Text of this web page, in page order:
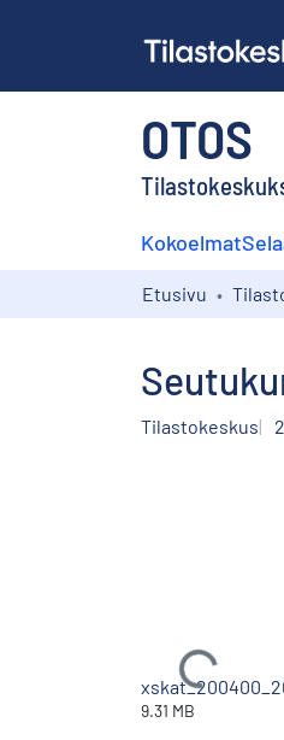
OTOS
Kokoelmat
Etusivu
Tilastokeskus
Ladataan...
9.31 MB